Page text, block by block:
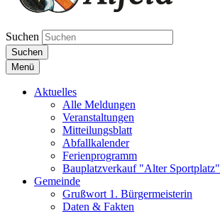
Suchen
Suchen
Menü
Aktuelles
Alle Meldungen
Veranstaltungen
Mitteilungsblatt
Abfallkalender
Ferienprogramm
Bauplatzverkauf "Alter Sportplatz"
Gemeinde
Grußwort 1. Bürgermeisterin
Daten & Fakten